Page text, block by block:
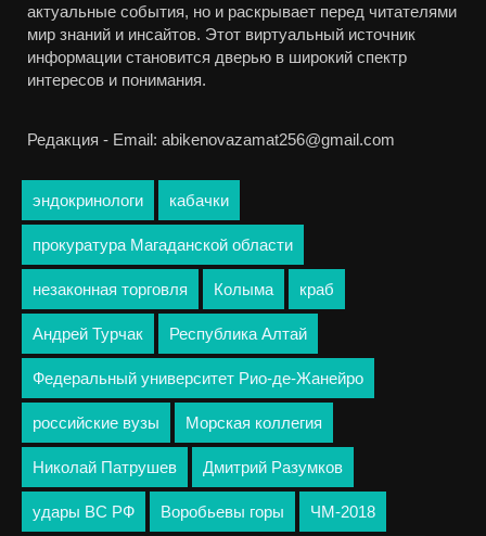
актуальные события, но и раскрывает перед читателями
мир знаний и инсайтов. Этот виртуальный источник
информации становится дверью в широкий спектр
интересов и понимания.
Редакция - Email: abikenovazamat256@gmail.com
эндокринологи кабачки
прокуратура Магаданской области
незаконная торговля Колыма краб
Андрей Турчак Республика Алтай
Федеральный университет Рио-де-Жанейро
российские вузы Морская коллегия
Николай Патрушев Дмитрий Разумков
удары ВС РФ Воробьевы горы ЧМ-2018